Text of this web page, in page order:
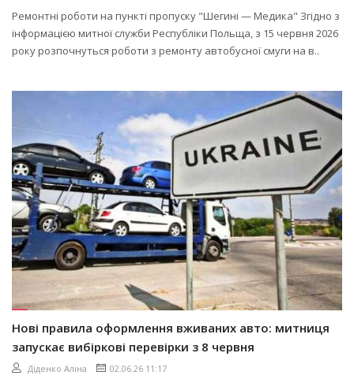
Ремонтні роботи на пункті пропуску "Шегині — Медика" Згідно з
інформацією митної служби Республіки Польща, з 15 червня 2026
року розпочнуться роботи з ремонту автобусної смуги на в..
Нові правила оформлення вживаних авто: митниця
запускає вибіркові перевірки з 8 червня
Діденко Аліна 02.06.26 11:17